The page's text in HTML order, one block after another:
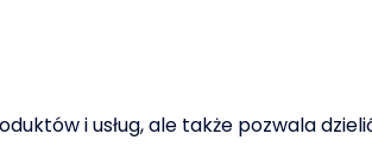
i usług, ale także pozwala